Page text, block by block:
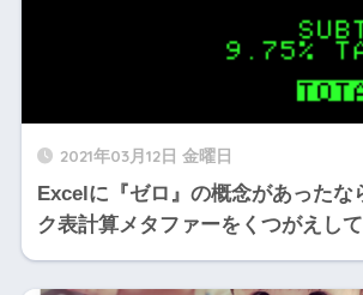
2021年03月12日 金曜日
Excelに『ゼロ』の概念があった
ク表計算メタファーをくつがえして